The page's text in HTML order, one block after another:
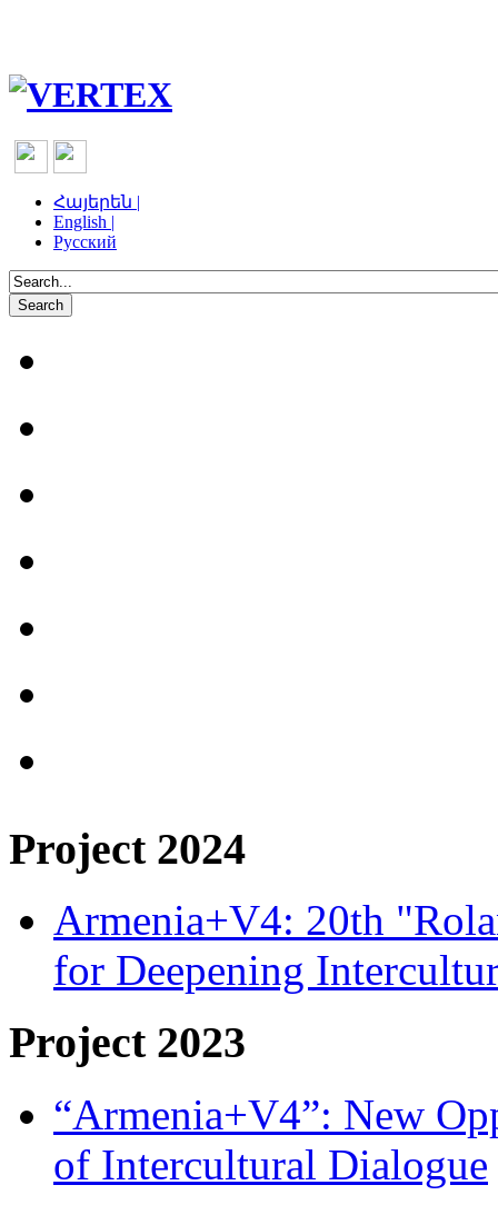
Հայերեն |
English |
Русский
Project 2024
Armenia+V4: 20th
for Deepening
Project 2023
“Armenia+V4”: New
of Intercultural Dialogue